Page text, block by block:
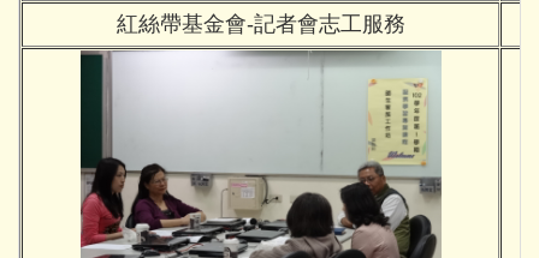
紅絲帶基金會-記者會志工服務